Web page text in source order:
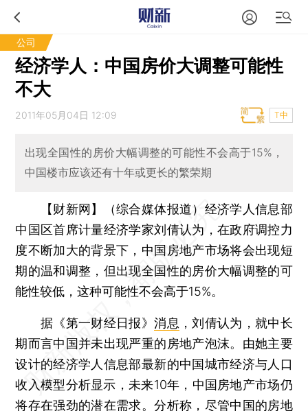
公司
经济学人：中国房价大调整可能性
不大
2011年05月04日 12:09 T中
出现全国性的房价大幅调整的可能性不会高于15%，
中国楼市应该还有十年或更长的繁荣期
【财新网】（综合媒体报道） 经济学人信息部
中国区首席计量经济学家刘倩认为，在政府调控力
度不断加大的背景下，中国房地产市场将会出现短
期的温和调整，但出现全国性的房价大幅调整的可
能性较低，这种可能性不会高于15%。
据《第一财经日报》消息 ，刘倩认为，就中长
期而言中国并未出现严重的房地产泡沫。由她主要
设计的经济学人信息部最新的中国城市经济与人口
收入模型分析显示，未来10年，中国房地产市场仍
将存在强劲的潜在需求。分析称，尽管中国的房地